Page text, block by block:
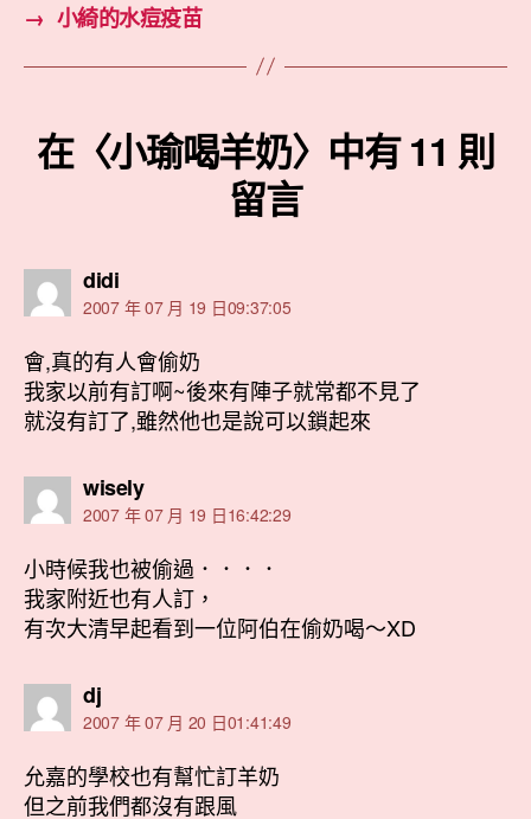
→ 小綺的水痘疫苗
在〈小瑜喝羊奶〉中有 11 則
留言
didi表
示:
2007 年 07 月 19 日09:37:05
會,真的有人會偷奶
我家以前有訂啊~後來有陣子就常都不見了
就沒有訂了,雖然他也是說可以鎖起來
wisely表
示:
2007 年 07 月 19 日16:42:29
小時候我也被偷過．．．．
我家附近也有人訂，
有次大清早起看到一位阿伯在偷奶喝～XD
dj表
示:
2007 年 07 月 20 日01:41:49
允嘉的學校也有幫忙訂羊奶
但之前我們都沒有跟風